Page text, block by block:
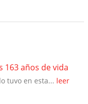
163 años de vida
tuvo en esta... leer